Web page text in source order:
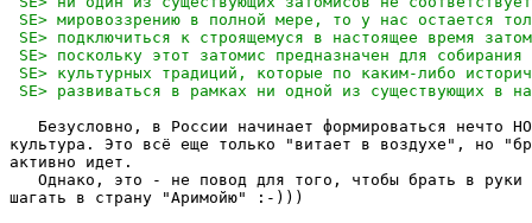
Безусловно, в России начинает формироваться нечто
культура. Это всё еще только "витает в воздухе", но
активно идет.
Однако, это - не повод для того, чтобы брать в руки
шагать в страну "Аримойю" :-)))